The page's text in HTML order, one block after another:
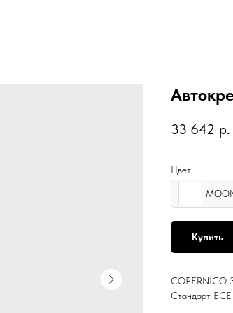
33 642 р.
Цвет
Купить
COPERNICO
Стандарт